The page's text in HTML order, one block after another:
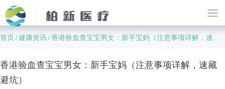
首页 /健康资讯 /香港验血查宝宝男女：新手宝妈（注意事项详解，速藏避坑）
香港验血查宝宝男女：新手宝妈（注意事项详解，速藏
避坑）